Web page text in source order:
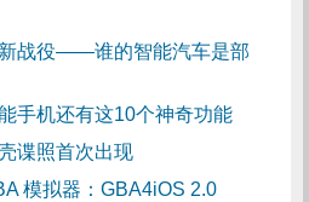
战役——谁的智能汽车是部
手机还有这10个神奇功能
谍照首次出现
模拟器：GBA4iOS 2.0